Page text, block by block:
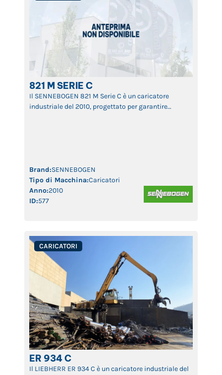
821 M SERIE C
Il SENNEBOGEN 821 M Serie C è un caricatore
industriale del 2010, progettato per garantire
settori come riciclaggio, gestione rifiuti,
movimentazione rottami e logistica […]
Brand:SENNEBOGEN
Tipo di Macchina:Caricatori
Anno:2010
ID:577
CARICATORI
ER 934 C
Il LIEBHERR ER 934 C è un caricatore industriale del